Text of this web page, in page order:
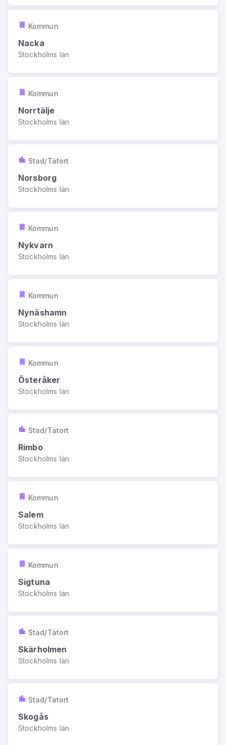
Kommun
Nacka
Stockholms län
Kommun
Norrtälje
Stockholms län
Stad/Tätort
Norsborg
Stockholms län
Kommun
Nykvarn
Stockholms län
Kommun
Nynäshamn
Stockholms län
Kommun
Österåker
Stockholms län
Stad/Tätort
Rimbo
Stockholms län
Kommun
Salem
Stockholms län
Kommun
Sigtuna
Stockholms län
Stad/Tätort
Skärholmen
Stockholms län
Stad/Tätort
Skogås
Stockholms län